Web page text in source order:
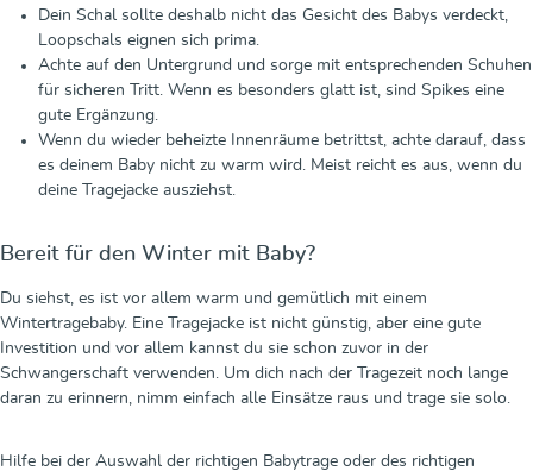
Dein Schal sollte deshalb nicht das Gesicht des Babys verdeckt,
Loopschals eignen sich prima.
Achte auf den Untergrund und sorge mit entsprechenden Schuhen
für sicheren Tritt. Wenn es besonders glatt ist, sind Spikes eine
gute Ergänzung.
Wenn du wieder beheizte Innenräume betrittst, achte darauf, dass
es deinem Baby nicht zu warm wird. Meist reicht es aus, wenn du
deine Tragejacke ausziehst.
Bereit für den Winter mit Baby?
Du siehst, es ist vor allem warm und gemütlich mit einem
Wintertragebaby. Eine Tragejacke ist nicht günstig, aber eine gute
Investition und vor allem kannst du sie schon zuvor in der
Schwangerschaft verwenden. Um dich nach der Tragezeit noch lange
daran zu erinnern, nimm einfach alle Einsätze raus und trage sie solo.
Hilfe bei der Auswahl der richtigen Babytrage oder des richtigen